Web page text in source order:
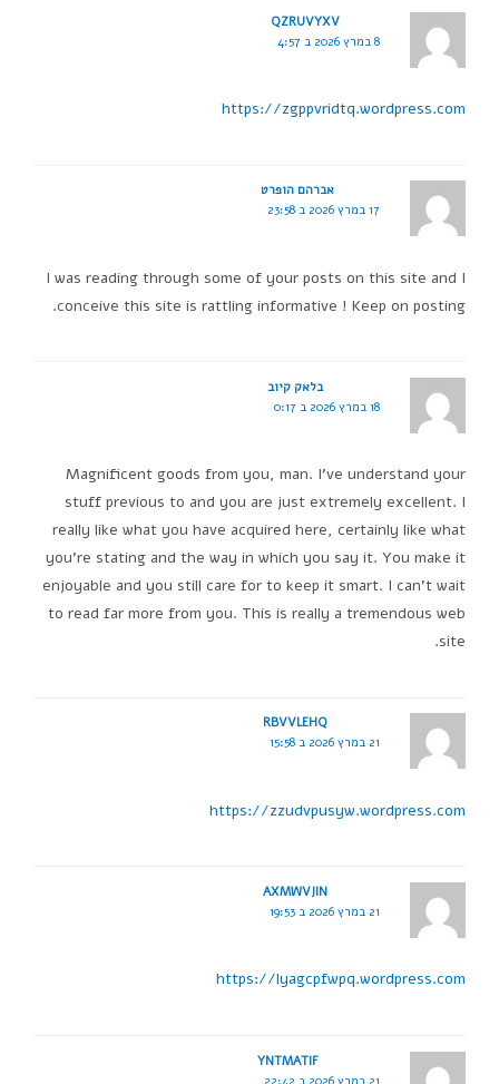
QZRUVYXV
8 במרץ 2026 ב 4:57
https://zgppvridtq.wordpress.com
אברהם הופרט
17 במרץ 2026 ב 23:58
I was reading through some of your posts on this site and I
conceive this site is rattling informative ! Keep on posting.
בלאק קיוב
18 במרץ 2026 ב 0:17
Magnificent goods from you, man. I've understand your
stuff previous to and you are just extremely excellent. I
really like what you have acquired here, certainly like what
you're stating and the way in which you say it. You make it
enjoyable and you still care for to keep it smart. I can't wait
to read far more from you. This is really a tremendous web
site.
RBVVLEHQ
21 במרץ 2026 ב 15:58
https://zzudvpusyw.wordpress.com
AXMWVJIN
21 במרץ 2026 ב 19:53
https://lyagcpfwpq.wordpress.com
YNTMATIF